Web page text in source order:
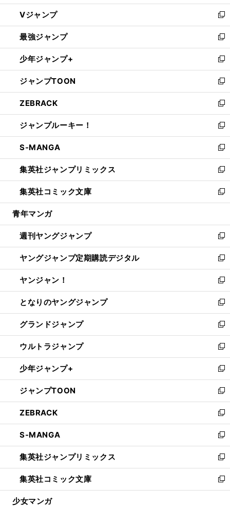
ウ
ィ
ン
ド
ウ
で
開
く
し
い
ウ
ィ
ン
ド
ウ
で
開
く
Vジャンプ
新
し
い
ウ
ィ
ン
ド
ウ
で
開
く
最強ジャンプ
新
し
い
ウ
ィ
ン
ド
ウ
で
開
く
少年ジャンプ+
新
し
い
ウ
ィ
ン
ド
ウ
で
開
く
ジャンプTOON
新
し
い
ウ
ィ
ン
ド
ウ
で
開
く
ZEBRACK
新
し
い
ウ
ィ
ン
ド
ウ
で
開
ジャンプルーキー！
新
し
い
ウ
ィ
ン
ド
ウ
開
く
S-MANGA
新
し
い
ウ
ィ
ン
ウ
で
開
く
集英社ジャンプリミックス
新
し
い
ウ
ン
ド
ウ
で
開
く
集英社コミック文庫
新
し
ウ
ィ
ン
ド
ウ
で
開
く
青年マンガ
週刊ヤングジャンプ
新
し
い
ウ
ィ
ン
ド
ウ
で
開
く
ヤングジャンプ定期購読デジタル
新
し
い
ウ
ィ
ン
ド
ウ
で
開
く
ヤンジャン！
新
し
い
ウ
ィ
ン
ド
ウ
で
開
く
となりのヤングジャンプ
新
し
い
ウ
ィ
ン
ド
ウ
で
開
く
グランドジャンプ
新
し
い
ウ
ィ
ン
ド
ウ
で
開
く
ウルトラジャンプ
新
し
い
ウ
ィ
ン
ド
ウ
で
開
く
少年ジャンプ+
新
し
い
ウ
ィ
ン
ド
ウ
で
開
く
ジャンプTOON
新
し
い
ウ
ィ
ン
ド
ウ
で
開
ZEBRACK
新
し
い
ウ
ィ
ン
ド
ウ
S-MANGA
新
し
い
ウ
ィ
ン
集英社ジャンプリミックス
新
し
い
ウ
集英社コミック文庫
新
し
少女マンガ